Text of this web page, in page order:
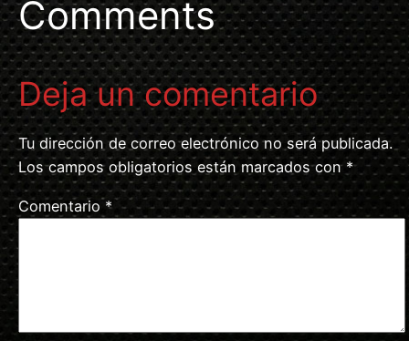
Comments
Deja un comentario
Tu dirección de correo electrónico no será publicada.
Los campos obligatorios están marcados con *
Comentario*